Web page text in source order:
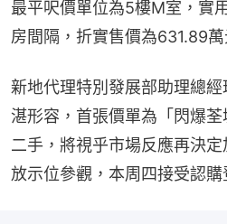
最平呎價單位為5樓M室，實
房間隔，折實售價為631.89
新地代理特別發展部助理總
湛形容，首張價單為「閃爆
二手，將視乎市場反應再決
放示位參觀，本周四接受認購